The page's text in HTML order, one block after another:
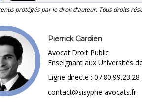
protégés par le droit d’auteur. Tous droits
Pierrick Gardien
Avocat Droit Public
Enseignant aux Universités
Ligne directe : 07.80.99.23.28
contact@sisyphe-avocats.fr